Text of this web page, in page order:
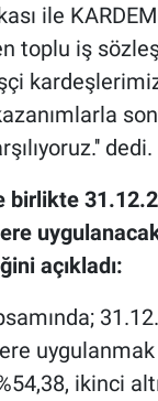
ile
toplu iş
dedi.
birlikte
açıkladı:
uygulanmak
ikinci